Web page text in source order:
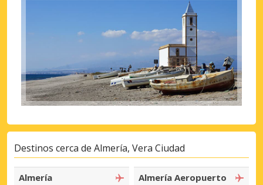
Destinos cerca de Almería, Vera Ciudad
Almería
Almería Aeropuerto